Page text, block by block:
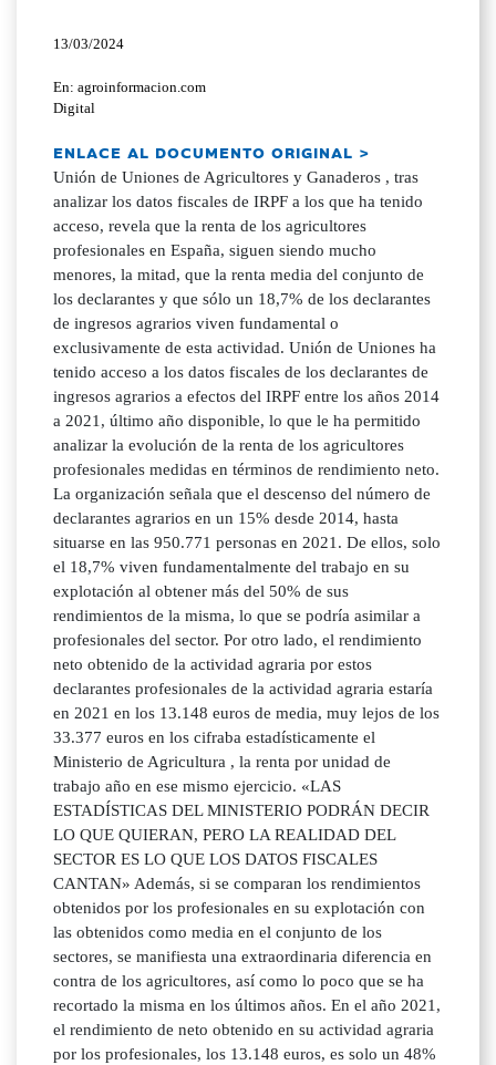
13/03/2024
En: agroinformacion.com
Digital
ENLACE AL DOCUMENTO ORIGINAL >
Unión de Uniones de Agricultores y Ganaderos , tras
analizar los datos fiscales de IRPF a los que ha tenido
acceso, revela que la renta de los agricultores
profesionales en España, siguen siendo mucho
menores, la mitad, que la renta media del conjunto de
los declarantes y que sólo un 18,7% de los declarantes
de ingresos agrarios viven fundamental o
exclusivamente de esta actividad. Unión de Uniones ha
tenido acceso a los datos fiscales de los declarantes de
ingresos agrarios a efectos del IRPF entre los años 2014
a 2021, último año disponible, lo que le ha permitido
analizar la evolución de la renta de los agricultores
profesionales medidas en términos de rendimiento neto.
La organización señala que el descenso del número de
declarantes agrarios en un 15% desde 2014, hasta
situarse en las 950.771 personas en 2021. De ellos, solo
el 18,7% viven fundamentalmente del trabajo en su
explotación al obtener más del 50% de sus
rendimientos de la misma, lo que se podría asimilar a
profesionales del sector. Por otro lado, el rendimiento
neto obtenido de la actividad agraria por estos
declarantes profesionales de la actividad agraria estaría
en 2021 en los 13.148 euros de media, muy lejos de los
33.377 euros en los cifraba estadísticamente el
Ministerio de Agricultura , la renta por unidad de
trabajo año en ese mismo ejercicio. «LAS
ESTADÍSTICAS DEL MINISTERIO PODRÁN DECIR
LO QUE QUIERAN, PERO LA REALIDAD DEL
SECTOR ES LO QUE LOS DATOS FISCALES
CANTAN» Además, si se comparan los rendimientos
obtenidos por los profesionales en su explotación con
las obtenidos como media en el conjunto de los
sectores, se manifiesta una extraordinaria diferencia en
contra de los agricultores, así como lo poco que se ha
recortado la misma en los últimos años. En el año 2021,
el rendimiento de neto obtenido en su actividad agraria
por los profesionales, los 13.148 euros, es solo un 48%